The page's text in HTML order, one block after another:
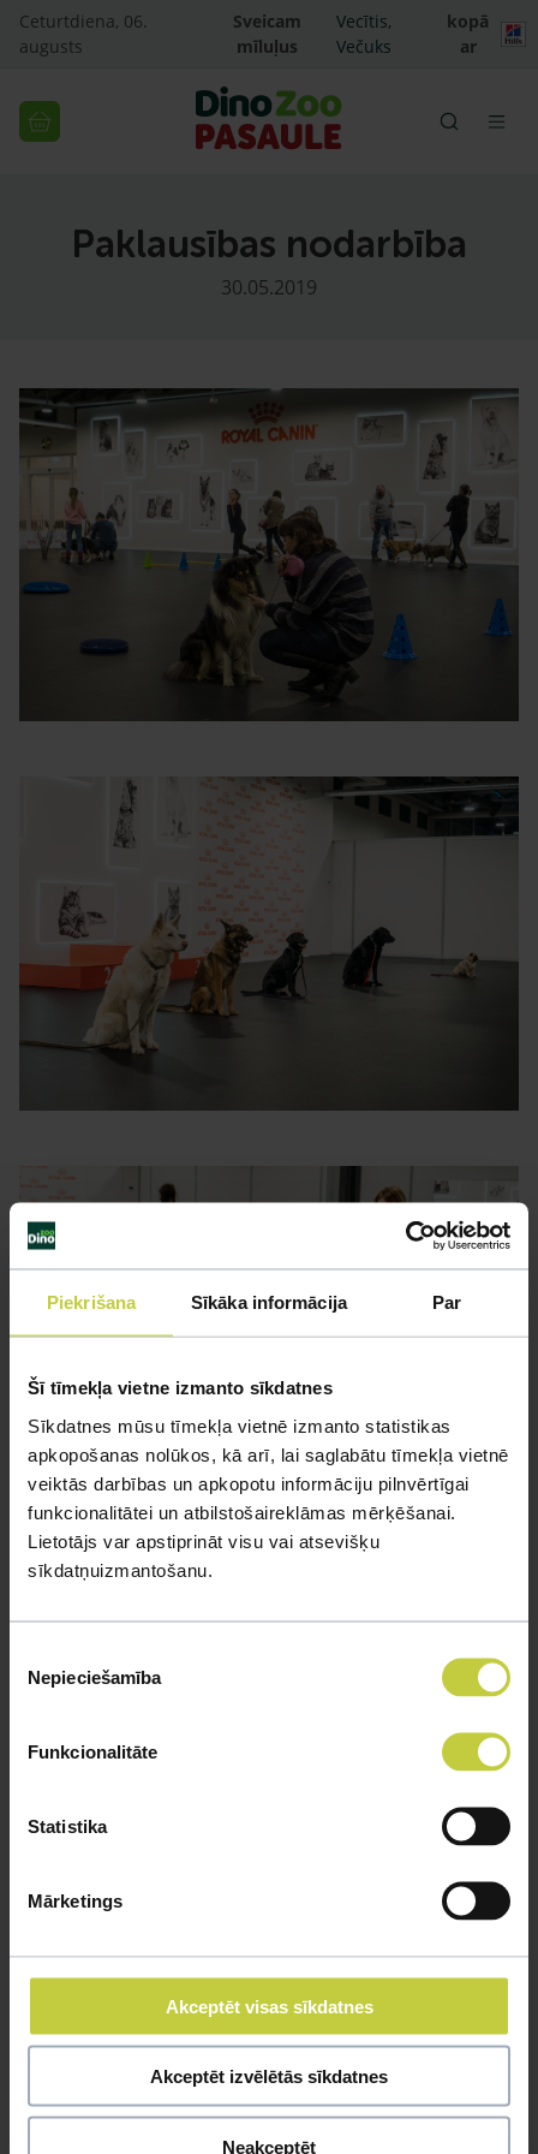
Piekrišana Sīkāka informācija Par
Šī tīmekļa vietne izmanto sīkdatnes
Sīkdatnes mūsu tīmekļa vietnē izmanto statistikas
apkopošanas nolūkos, kā arī, lai saglabātu tīmekļa vietnē
veiktās darbības un apkopotu informāciju pilnvērtīgai
funkcionalitātei un atbilstošaireklāmas mērķēšanai.
Lietotājs var apstiprināt visu vai atsevišķu
sīkdatņuizmantošanu.
izvēle
Nepieciešamība
Funkcionalitāte
Statistika
Mārketings
Akceptēt visas sīkdatnes
Akceptēt izvēlētās sīkdatnes
Neakceptēt
Ceturtdiena, 06.
augusts
Sveicam
mīluļus
Vecītis,
Večuks
kopā
ar
Paklausības nodarbība
30.05.2019